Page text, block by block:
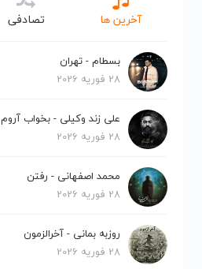
آخرین ها تصادفی
بسطام - تهران
28 فوریه 2026
علی زند وکیلی - بخواب آروم
28 فوریه 2026
محمد اصفهانی - رفتن
28 فوریه 2026
روزبه بمانی - آخرالزمون
28 فوریه 2026